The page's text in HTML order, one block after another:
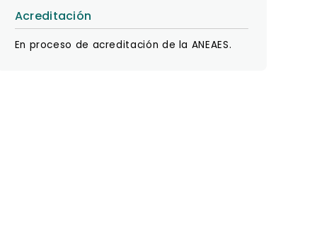
Acreditación
En proceso de acreditación de la ANEAES.